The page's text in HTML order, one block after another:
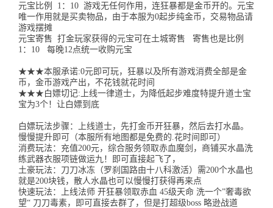
元宝比例 1：10 游戏无任何作用，连狂暴都是金币开的。元宝
唯一作用就是买卖物品，由于本服为0起步纯金币，交易物品请
游戏摆摊
元宝寄售 打金玩家获得的元宝可在土城寄售 寄售也是比例
1：10 每晚12点统一收购元宝
★★★本服承诺:0元即可玩，狂暴以及所有游戏消费全部是金
币，金币游戏产出，不花钱就花时间
★★★白嫖切记:上线一律道士，为降低起步难度特提升道士宝
宝为3个！让白嫖到底
白嫖玩法步骤：上线道士，先打金币开狂暴，然后去打水晶。
慢慢提升即可（本服所有地图都是免费的.花时间即可）
消费玩法：充值200元，综合服务领取赤血魔剑，商铺买水晶洗
练武器衣服项链做运九！即可直接起飞了，
土豪玩法：刀刀冰冻（罗刹国路由十八科激活）需200个水晶也
就是200块钱，散人水晶也可以慢慢打获得再来点
快速玩法：上线法师 开狂暴领取赤血 45级天命 洗一个”奢毒欲
望“ 刀刀毒素，即可直接去群了，但是打超级boss 略逊战道